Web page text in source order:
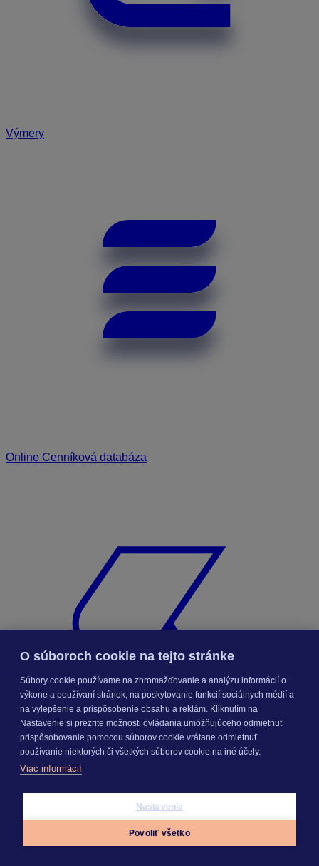
Výmery
Online Cenníková databáza
FAQ
Príklad vytvorenia šanónu pre evidenciu mobilných telefónov
O súboroch cookie na tejto stránke
Súbory cookie používame na zhromažďovanie a analýzu informácií o
výkone a používaní stránok, na poskytovanie funkcií sociálnych médií a
na vylepšenie a prispôsobenie obsahu a reklám. Kliknutím na
Nastavenie si prezrite možnosti ovládania umožňujúceho odmietnuť
prispôsobovanie pomocou súborov cookie vrátane odmietnuť
používanie niektorých či všetkých súborov cookie na iné účely.
Viac informácií
Nastavenia
Povoliť všetko